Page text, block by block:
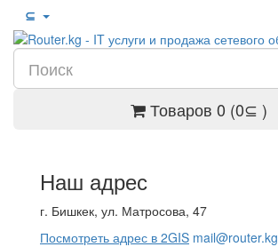
⊆
Товаров 0 (0⊆ )
Наш адрес
г. Бишкек, ул. Матросова, 47
Посмотреть адрес в 2GIS mail@router.kg